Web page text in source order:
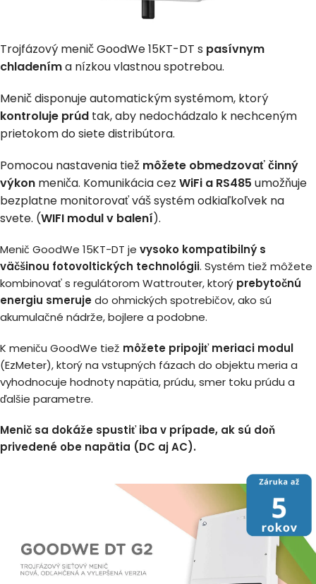
Trojfázový menič GoodWe 15KT-DT s pasívnym
chladeníma nízkou vlastnou spotrebou.
Menič disponuje automatickým systémom, ktorý
kontroluje prúd tak, aby nedochádzalo k nechceným
prietokom do siete distribútora.
Pomocou nastavenia tiež môžete obmedzovať činný
výkon meniča. Komunikácia cez WiFi a RS485 umožňuje
bezplatne monitorovať váš systém odkiaľkoľvek na
svete. (WIFI modul v balení).
Menič GoodWe 15KT-DT je vysoko kompatibilný s
väčšinou fotovoltických technológii. Systém tiež môžete
kombinovať s regulátorom Wattrouter, ktorý prebytočnú
energiu smerujedo ohmických spotrebičov, ako sú
akumulačné nádrže, bojlere a podobne.
K meniču GoodWe tiež môžete pripojiť meriaci modul
(EzMeter), ktorý na vstupných fázach do objektu meria a
vyhodnocuje hodnoty napätia, prúdu, smer toku prúdu a
ďalšie parametre.
Menič sa dokáže spustiť iba v prípade, ak sú doň
privedené obe napätia (DC aj AC).